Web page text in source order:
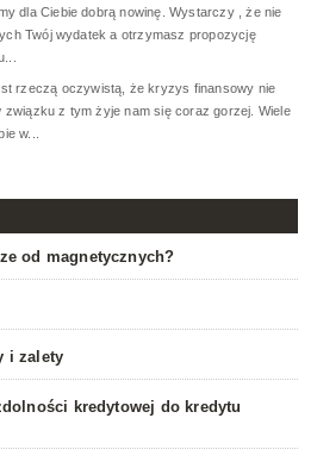
dla Ciebie dobrą nowinę. Wystarczy , że nie
Twój wydatek a otrzymasz propozycję
rzeczą oczywistą, że kryzys finansowy nie
z tym żyje nam się coraz gorzej. Wiele
w...
od magnetycznych?
i zalety
kredytowej do kredytu